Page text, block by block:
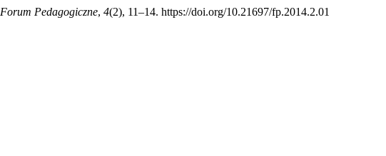
Forum Pedagogiczne, 4(2), 11–14. https://doi.org/10.21697/fp.2014.2.01